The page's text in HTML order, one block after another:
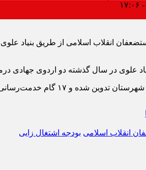
در سال گذشته دو اردوی جهادی درمانی در حوزه
مادران باردار، دندان‌پزشکی، چشم‌پزشکی و شنوایی‌سنجی در مناطق روستایی اجرا خواهد شد.
انقلاب اسلامی بودجه اشتغال زایی